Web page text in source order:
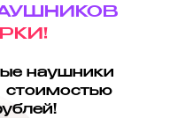
наушники